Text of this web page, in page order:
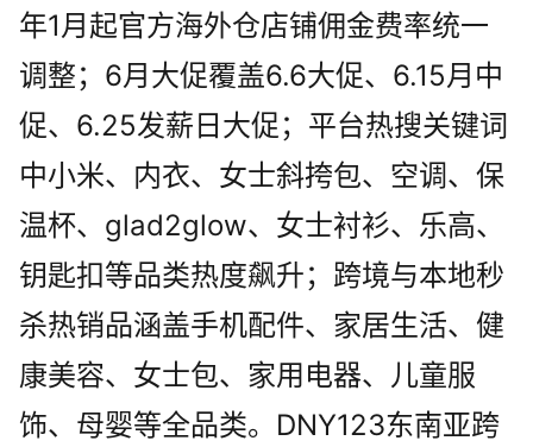
年1月起官方海外仓店铺佣金费率统一
调整；6月大促覆盖6.6大促、6.15月中
促、6.25发薪日大促；平台热搜关键词
中小米、内衣、女士斜挎包、空调、保
温杯、glad2glow、女士衬衫、乐高、
钥匙扣等品类热度飙升；跨境与本地秒
杀热销品涵盖手机配件、家居生活、健
康美容、女士包、家用电器、儿童服
饰、母婴等全品类。DNY123东南亚跨